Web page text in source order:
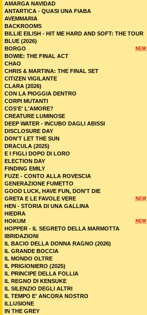
AMARGA NAVIDAD
ANTARTICA - QUASI UNA FIABA
AVEMMARIA
BACKROOMS
BILLIE EILISH - HIT ME HARD AND SOFT: THE TOUR
BLUE (2026)
NEW
BORGO
BOWIE: THE FINAL ACT
CHAO
CHRIS & MARTINA: THE FINAL SET
CITIZEN VIGILANTE
CLARA (2026)
CON LA PIOGGIA DENTRO
CORPI MUTANTI
COS'E' L'AMORE?
CREATURE LUMINOSE
DEEP WATER - INCUBO DAGLI ABISSI
DISCLOSURE DAY
DON'T LET THE SUN
DRACULA (2025)
E I FIGLI DOPO DI LORO
ELECTION DAY
FINDING EMILY
FUZE - CONTO ALLA ROVESCIA
GENERAZIONE FUMETTO
GOOD LUCK, HAVE FUN, DON’T DIE
NEW
GRETA E LE FAVOLE VERE
HEN - STORIA DI UNA GALLINA
HIEDRA
NEW
HOKUM
HOPPER - IL SEGRETO DELLA MARMOTTA
IBRIDAZIONI
IL BACIO DELLA DONNA RAGNO (2026)
IL GRANDE BOCCIA
IL MONDO OLTRE
IL PRIGIONIERO (2025)
IL PRINCIPE DELLA FOLLIA
IL REGNO DI KENSUKE
IL SILENZIO DEGLI ALTRI
IL TEMPO E' ANCORA NOSTRO
ILLUSIONE
IN THE GREY